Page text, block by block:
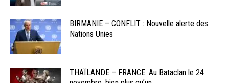
BIRMANIE – CONFLIT : Nouvelle alerte des
Nations Unies
THAÏLANDE – FRANCE: Au Bataclan le 24